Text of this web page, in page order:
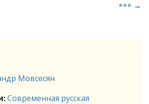
*** →
Мовсесян
Современная русская